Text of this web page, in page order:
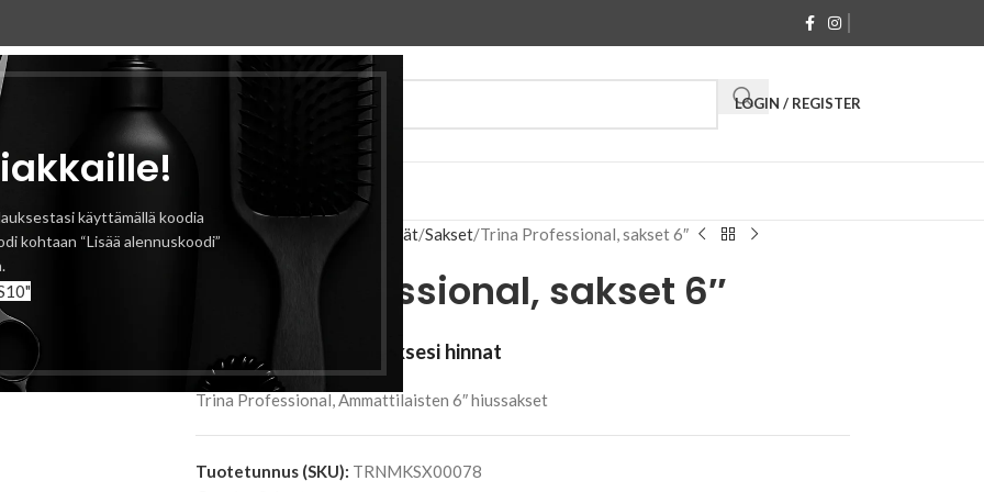
käyttämällä koodia
kohtaan “Lisää alennuskoodi”
LOGIN / REGISTER
Etusivu Sakset, veitset & terät Sakset Trina Professional, sakset 6″
Trina Professional, sakset 6″
Kirjaudu sisään nähdäksesi hinnat
Trina Professional, Ammattilaisten 6″ hiussakset
Tuotetunnus (SKU): TRNMKSX00078